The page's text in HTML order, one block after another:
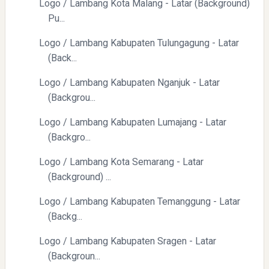
Logo / Lambang Kota Malang - Latar (Background)
Pu...
Logo / Lambang Kabupaten Tulungagung - Latar
(Back...
Logo / Lambang Kabupaten Nganjuk - Latar
(Backgrou...
Logo / Lambang Kabupaten Lumajang - Latar
(Backgro...
Logo / Lambang Kota Semarang - Latar
(Background) ...
Logo / Lambang Kabupaten Temanggung - Latar
(Backg...
Logo / Lambang Kabupaten Sragen - Latar
(Backgroun...